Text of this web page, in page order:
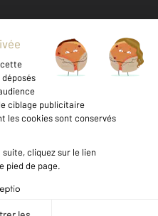
Barèmes d'honoraires
cookies
de ANNECY (74000)